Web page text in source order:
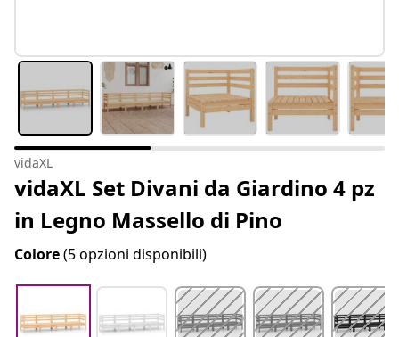
vidaXL
vidaXL Set Divani da Giardino 4 pz
in Legno Massello di Pino
Colore(5 opzioni disponibili)